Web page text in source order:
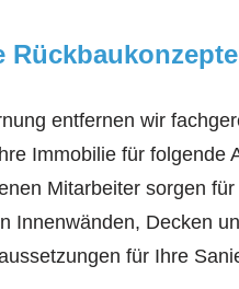
Rückbaukonzepte
entfernen wir
Immobilie für folgende
Mitarbeiter sorgen
Innenwänden, Decken
für Ihre